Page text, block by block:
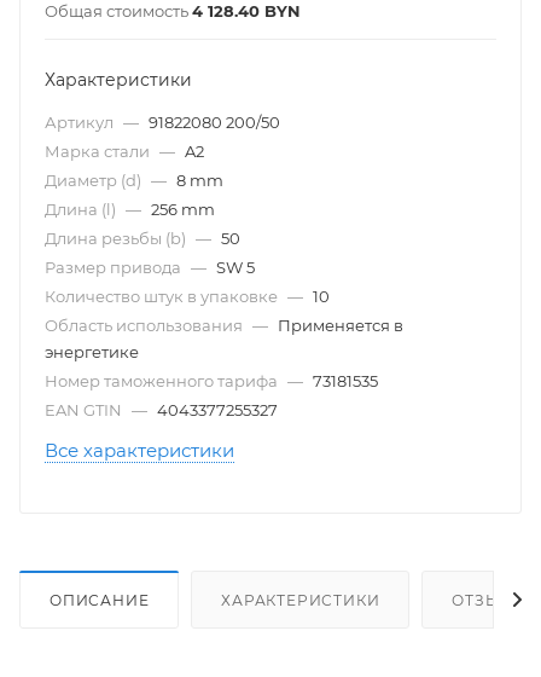
Общая стоимость4 128.40 BYN
Характеристики
Артикул — 91822080 200/50
Марка стали — A2
Диаметр (d) — 8 mm
Длина (l) — 256 mm
Длина резьбы (b) — 50
Размер привода — SW 5
Количество штук в упаковке — 10
Область использования — Применяется в
энергетике
Номер таможенного тарифа — 73181535
EAN GTIN
— 4043377255327
Все характеристики
ОПИСАНИЕ ХАРАКТЕРИСТИКИ ОТЗЫВЫ